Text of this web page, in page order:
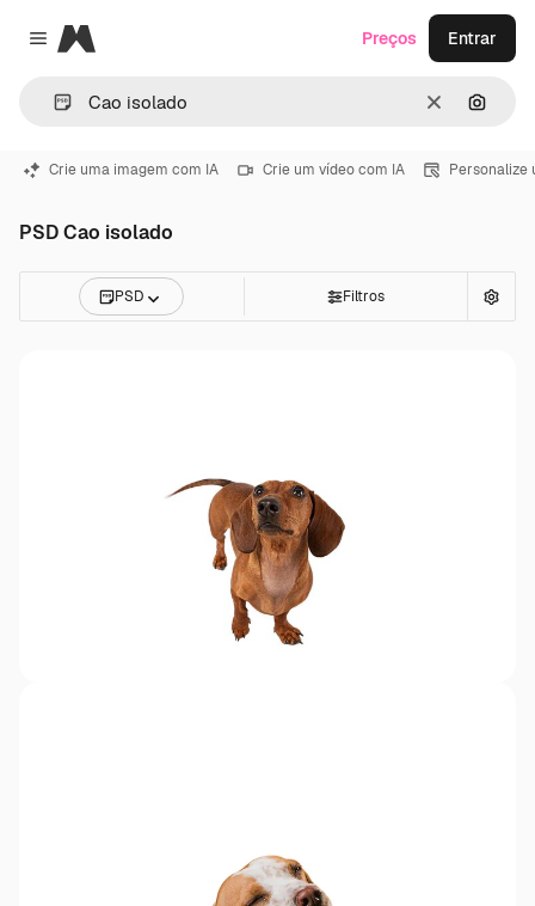
Close menu
Magnific
Limpar
Preços Entrar
Crie uma imagem com IA Crie um vídeo com IA Personalize
PSD Cao isolado
PSD Filtros